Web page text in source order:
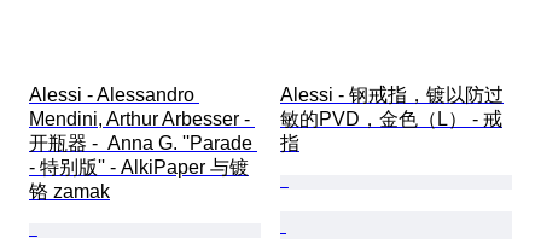
Alessi - Alessandro
Mendini, Arthur Arbesser -
开瓶器 -  Anna G. ''Parade
- 特别版'' - AlkiPaper 与镀
铬 zamak
Alessi - 钢戒指，镀以防过
敏的PVD，金色（L） - 戒
指